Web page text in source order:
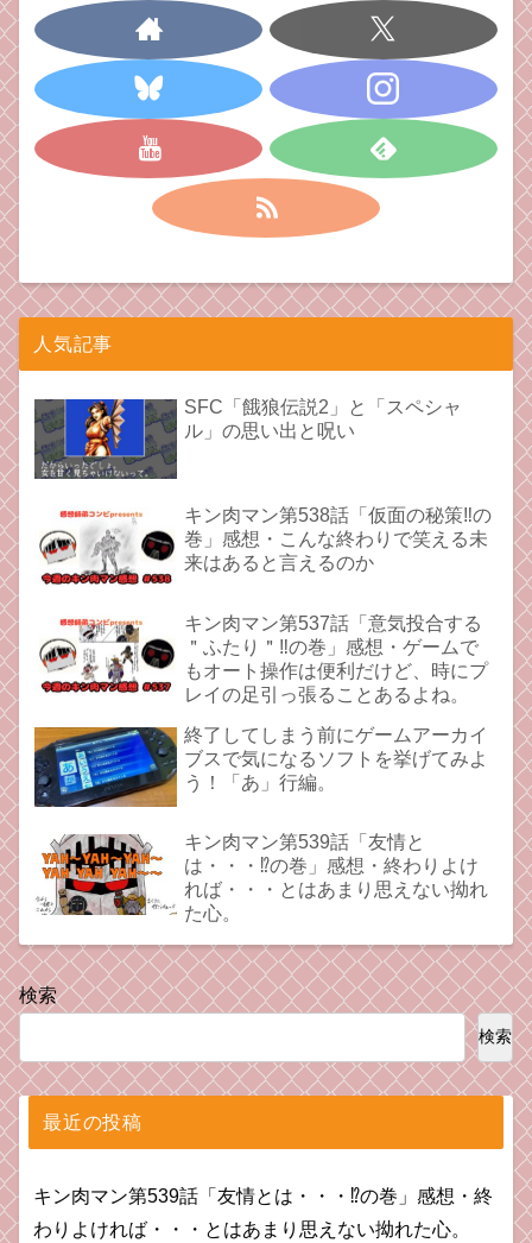
人気記事
SFC「餓狼伝説2」と「スペシャ
ル」の思い出と呪い
キン肉マン第538話「仮面の秘策‼︎の
巻」感想・こんな終わりで笑える未
来はあると言えるのか
キン肉マン第537話「意気投合する
＂ふたり＂‼︎の巻」感想・ゲームで
もオート操作は便利だけど、時にプ
レイの足引っ張ることあるよね。
終了してしまう前にゲームアーカイ
ブスで気になるソフトを挙げてみよ
う！「あ」行編。
キン肉マン第539話「友情と
は・・・⁉︎の巻」感想・終わりよけ
れば・・・とはあまり思えない拗れ
た心。
検索
検索
最近の投稿
キン肉マン第539話「友情とは・・・⁉︎の巻」感想・終
わりよければ・・・とはあまり思えない拗れた心。